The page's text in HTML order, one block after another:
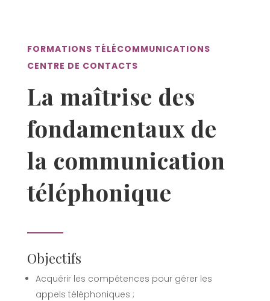
FORMATIONS TÉLÉCOMMUNICATIONS
CENTRE DE CONTACTS
La maîtrise des
fondamentaux de
la communication
téléphonique
Objectifs
Acquérir les compétences pour gérer les
appels téléphoniques ;